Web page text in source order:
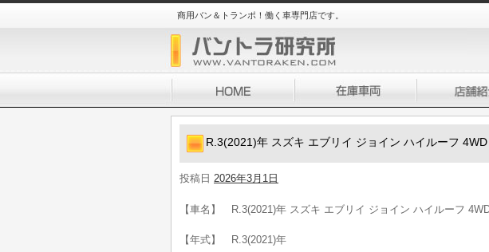
商用バン＆トランポ！働く車専門店です。
R.3(2021)年 スズキ エブリイ ジョイン ハイルーフ
投稿日 2026年3月1日
【車名】 R.3(2021)年 スズキ エブリイ ジョイン ハイルーフ
【年式】 R.3(2021)年